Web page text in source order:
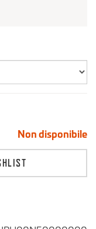
Non disponibile